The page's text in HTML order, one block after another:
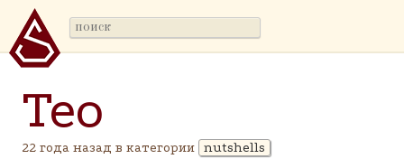
Тео
22 года назад в категории nutshells